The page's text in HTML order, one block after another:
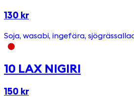
130 kr
Soja, wasabi, ingefära,
10 LAX NIGIRI
150 kr